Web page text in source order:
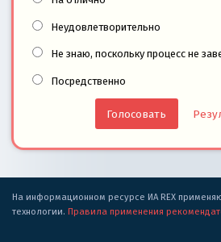
Неудовлетворительно
Не знаю, поскольку процесс не
Посредственно
На информационном ресурсе ИА REX
технологии. Правила применения